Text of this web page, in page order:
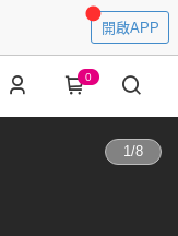
開啟APP
0
1/8